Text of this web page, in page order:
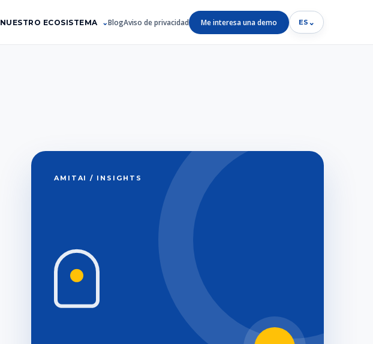
NUESTRO ECOSISTEMA BlogAviso de privacidad Me interesa una demo ES ⌄
AMITAI / INSIGHTS